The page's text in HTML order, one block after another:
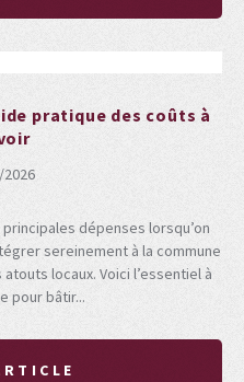
pratique des coûts à
dépenses lorsqu’on
sereinement à la commune
locaux. Voici l’essentiel à
pour bâtir...